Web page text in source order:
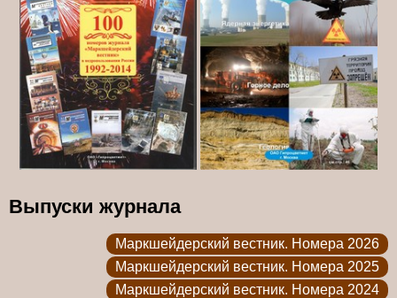
Выпуски журнала
Маркшейдерский вестник. Номера 2026
Маркшейдерский вестник. Номера 2025
Маркшейдерский вестник. Номера 2024